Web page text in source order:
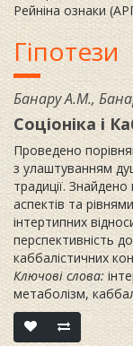
Рейніна ознаки
Гіпотези
Банару А.М.,
Соціоніка і
Проведено
з улаштуванням
традиції.
аспектів та
інтертипних
перспективність
каббалістичних
Ключові слова:
метаболізм,